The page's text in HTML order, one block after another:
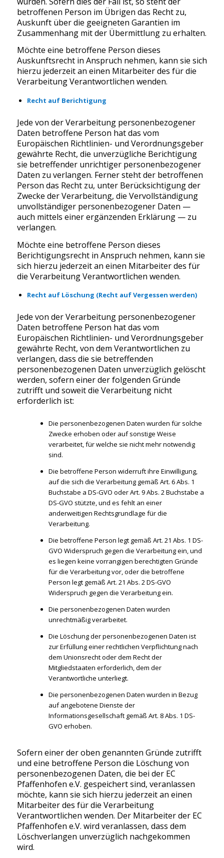
betroffenen Person im Übrigen das Recht zu,
Auskunft über die geeigneten Garantien im
Zusammenhang mit der Übermittlung zu erhalten.
Möchte eine betroffene Person dieses
Auskunftsrecht in Anspruch nehmen, kann sie sich
hierzu jederzeit an einen Mitarbeiter des für die
Verarbeitung Verantwortlichen wenden.
Recht auf Berichtigung
Jede von der Verarbeitung personenbezogener
Daten betroffene Person hat das vom
Europäischen Richtlinien- und Verordnungsgeber
gewährte Recht, die unverzügliche Berichtigung
sie betreffender unrichtiger personenbezogener
Daten zu verlangen. Ferner steht der betroffenen
Person das Recht zu, unter Berücksichtigung der
Zwecke der Verarbeitung, die Vervollständigung
unvollständiger personenbezogener Daten —
auch mittels einer ergänzenden Erklärung — zu
verlangen.
Möchte eine betroffene Person dieses
Berichtigungsrecht in Anspruch nehmen, kann sie
sich hierzu jederzeit an einen Mitarbeiter des für
die Verarbeitung Verantwortlichen wenden.
Recht auf Löschung (Recht auf Vergessen werden)
Jede von der Verarbeitung personenbezogener
Daten betroffene Person hat das vom
Europäischen Richtlinien- und Verordnungsgeber
gewährte Recht, von dem Verantwortlichen zu
verlangen, dass die sie betreffenden
personenbezogenen Daten unverzüglich gelöscht
werden, sofern einer der folgenden Gründe
zutrifft und soweit die Verarbeitung nicht
erforderlich ist:
Die personenbezogenen Daten wurden für solche
Zwecke erhoben oder auf sonstige Weise
verarbeitet, für welche sie nicht mehr notwendig
sind.
Die betroffene Person widerruft ihre Einwilligung,
auf die sich die Verarbeitung gemäß Art. 6 Abs. 1
Buchstabe a DS-GVO oder Art. 9 Abs. 2 Buchstabe a
DS-GVO stützte, und es fehlt an einer
anderweitigen Rechtsgrundlage für die
Verarbeitung.
Die betroffene Person legt gemäß Art. 21 Abs. 1 DS-
GVO Widerspruch gegen die Verarbeitung ein, und
es liegen keine vorrangigen berechtigten Gründe
für die Verarbeitung vor, oder die betroffene
Person legt gemäß Art. 21 Abs. 2 DS-GVO
Widerspruch gegen die Verarbeitung ein.
Die personenbezogenen Daten wurden
unrechtmäßig verarbeitet.
Die Löschung der personenbezogenen Daten ist
zur Erfüllung einer rechtlichen Verpflichtung nach
dem Unionsrecht oder dem Recht der
Mitgliedstaaten erforderlich, dem der
Verantwortliche unterliegt.
Die personenbezogenen Daten wurden in Bezug
auf angebotene Dienste der
Informationsgesellschaft gemäß Art. 8 Abs. 1 DS-
GVO erhoben.
Sofern einer der oben genannten Gründe zutrifft
und eine betroffene Person die Löschung von
personenbezogenen Daten, die bei der EC
Pfaffenhofen e.V. gespeichert sind, veranlassen
möchte, kann sie sich hierzu jederzeit an einen
Mitarbeiter des für die Verarbeitung
Verantwortlichen wenden. Der Mitarbeiter der EC
Pfaffenhofen e.V. wird veranlassen, dass dem
Löschverlangen unverzüglich nachgekommen
wird.